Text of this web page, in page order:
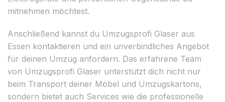
mitnehmen möchtest.
Anschließend kannst du Umzugsprofi Glaser aus
Essen kontaktieren und ein unverbindliches Angebot
für deinen Umzug anfordern. Das erfahrene Team
von Umzugsprofi Glaser unterstützt dich nicht nur
beim Transport deiner Möbel und Umzugskartons,
sondern bietet auch Services wie die professionelle